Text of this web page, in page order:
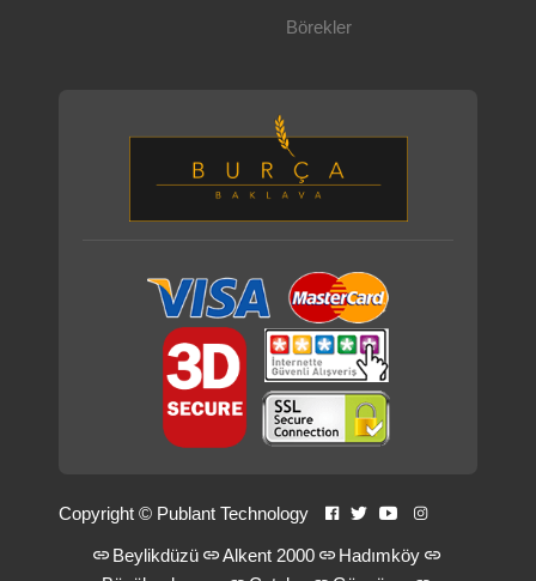
Börekler
Copyright © Publant Technology
Beylikdüzü Alkent 2000
Hadımköy